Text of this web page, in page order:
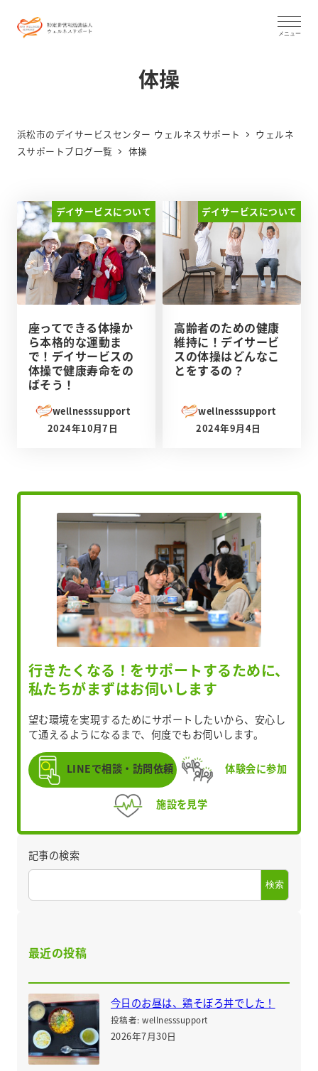
メニュー
体操
浜松市のデイサービスセンター ウェルネスサポート
ウェルネ
スサポートブログ一覧
体操
デイサービスについて
座ってできる体操か
ら本格的な運動ま
で！デイサービスの
体操で健康寿命をの
ばそう！
wellnesssupport
投稿日
2024年10月7日
デイサービスについて
高齢者のための健康
維持に！デイサービ
スの体操はどんなこ
とをするの？
wellnesssupport
投稿日
2024年9月4日
行きたくなる！をサポートするために、
私たちがまずはお伺いします
望む環境を実現するためにサポートしたいから、安心し
て通えるようになるまで、何度でもお伺いします。
LINEで相談・訪問依頼 体験会に参加
施設を見学
記事の検索
検索
最近の投稿
今日のお昼は、鶏そぼろ丼でした！
投稿者: wellnesssupport
2026年7月30日